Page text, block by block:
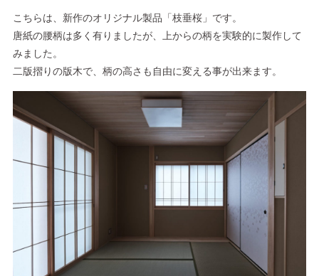
こちらは、新作のオリジナル製品「枝垂桜」です。
唐紙の腰柄は多く有りましたが、上からの柄を実験的に製作して
みました。
二版摺りの版木で、柄の高さも自由に変える事が出来ます。